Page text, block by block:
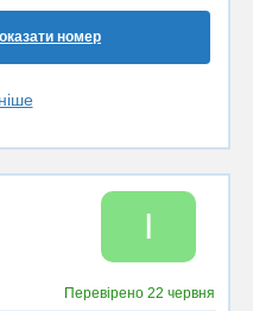
номер
І
Перевірено22 червня